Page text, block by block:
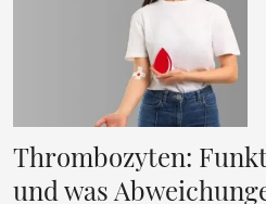
Thrombozyten:
und was